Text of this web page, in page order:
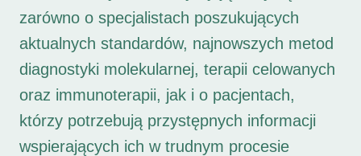
zarówno o specjalistach poszukujących
aktualnych standardów, najnowszych metod
diagnostyki molekularnej, terapii celowanych
oraz immunoterapii, jak i o pacjentach,
którzy potrzebują przystępnych informacji
wspierających ich w trudnym procesie